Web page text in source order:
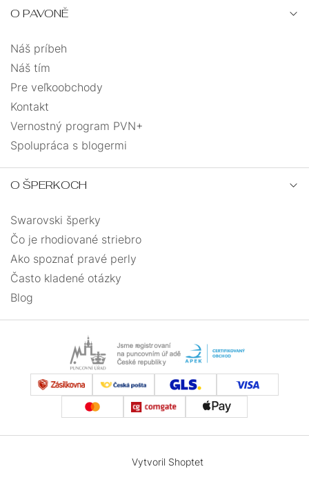
O PAVONĚ
Náš príbeh
Náš tím
Pre veľkoobchody
Kontakt
Vernostný program PVN+
Spolupráca s blogermi
O ŠPERKOCH
Swarovski šperky
Čo je rhodiované striebro
Ako spoznať pravé perly
Často kladené otázky
Blog
Vytvoril Shoptet